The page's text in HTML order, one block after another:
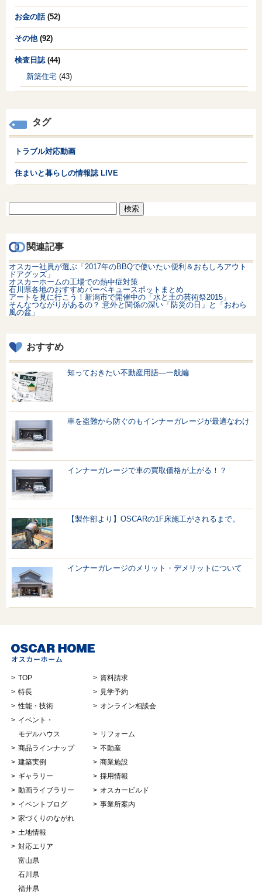
お金の話(52)
その他(92)
検査日誌 (44)
新築住宅 (43)
タグ
トラブル対応動画
住まいと暮らしの情報誌 LIVE
索:
関連記事
オスカー社員が選ぶ「2017年のBBQで使いたい便利＆おもしろアウト
ドアグッズ」
オスカーホームの工場での熱中症対策
石川県各地のおすすめバーベキュースポットまとめ
アートを見に行こう！新潟市で開催中の「水と土の芸術祭2015」
そんなつながりがあるの？ 意外と関係の深い「防災の日」と「おわら
風の盆」
おすすめ
知っておきたい不動産用語—一般編
車を盗難から防ぐのもインナーガレージが最適なわけ
インナーガレージで車の買取価格が上がる！？
【製作部より】OSCARの1F床施工がされるまで。
インナーガレージのメリット・デメリットについて
TOP
特長
性能・技術
イベント・
モデルハウス
商品ラインナップ
建築実例
ギャラリー
動画ライブラリー
イベントブログ
家づくりのながれ
土地情報
対応エリア
富山県
石川県
福井県
資料請求
見学予約
オンライン相談会
リフォーム
不動産
商業施設
採用情報
オスカービルド
事業所案内